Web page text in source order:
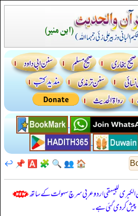
🏠
👥
🔍
🧩
🅰️
📌
↩️
الكبرى للبيهقي اردو عربی سرچ سہولت کے ساتھ
پیش کر دی گئی ہے۔